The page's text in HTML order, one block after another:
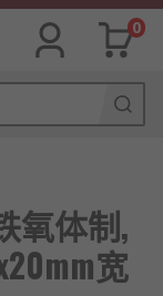
0
氧体制,
宽